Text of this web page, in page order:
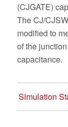
(CJGATE)
The CJ/
modified to
of the
capacitance.
Simulation